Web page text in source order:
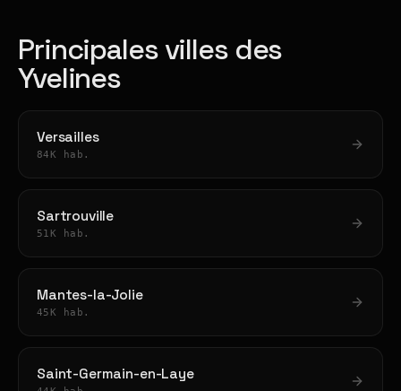
Principales villes des
Yvelines
Versailles
84K hab.
Sartrouville
51K hab.
Mantes-la-Jolie
45K hab.
Saint-Germain-en-Laye